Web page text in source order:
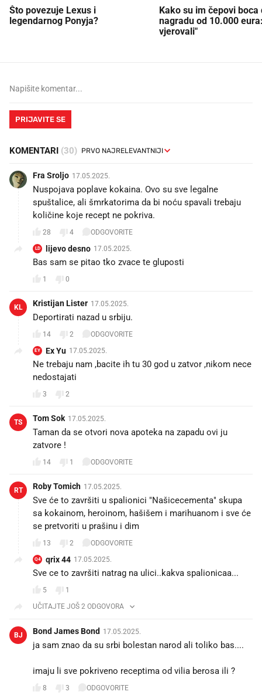
Što povezuje Lexus i
legendarnog Ponyja?
Kako su im čepovi boca
nagradu od 10.000
vjerovali"
PRIJAVITE SE
KOMENTARI (30)
Fra Sroljo 17.05.2025.
Nuspojava poplave kokaina. Ovo su sve legalne
spuštalice, ali šmrkatorima da bi noću spavali trebaju
količine koje recept ne pokriva.
28 4 ODGOVORITE
LD lijevo desno 17.05.2025.
Bas sam se pitao tko zvace te gluposti
1 0
KL Kristijan Lister 17.05.2025.
Deportirati nazad u srbiju.
14 2 ODGOVORITE
EY Ex Yu 17.05.2025.
Ne trebaju nam ,bacite ih tu 30 god u zatvor ,nikom nece
nedostajati
3 2
TS Tom Sok 17.05.2025.
Taman da se otvori nova apoteka na zapadu ovi ju
zatvore !
14 1 ODGOVORITE
RT Roby Tomich 17.05.2025.
Sve će to završiti u spalionici "Našicecementa" skupa
sa kokainom, heroinom, hašišem i marihuanom i sve će
se pretvoriti u prašinu i dim
13 2 ODGOVORITE
Q4 qrix 44 17.05.2025.
Sve ce to završiti natrag na ulici..kakva spalionicaa...
5
1
UČITAJTE JOŠ 2 ODGOVORA
BJ Bond James Bond 17.05.2025.
ja sam znao da su srbi bolestan narod ali toliko bas....
imaju li sve pokriveno receptima od vilia berosa ili ?
8 3 ODGOVORITE